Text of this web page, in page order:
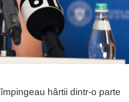
hârtii dintr-o parte